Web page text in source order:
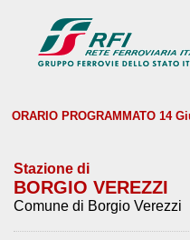
ORARIO PROGRAMMATO 14
Stazione di
BORGIO VEREZZI
Comune di Borgio Verezzi